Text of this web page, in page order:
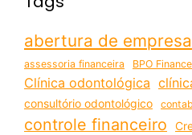
abertura de empresa
assessoria financeira
BPO
Clínica odontológica
consultório odontológico
controle financeiro